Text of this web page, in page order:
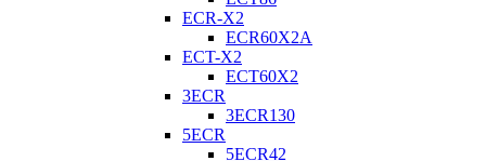
ECR-X2
ECR60X2A
ECT-X2
ECT60X2
3ECR
3ECR130
5ECR
5ECR42